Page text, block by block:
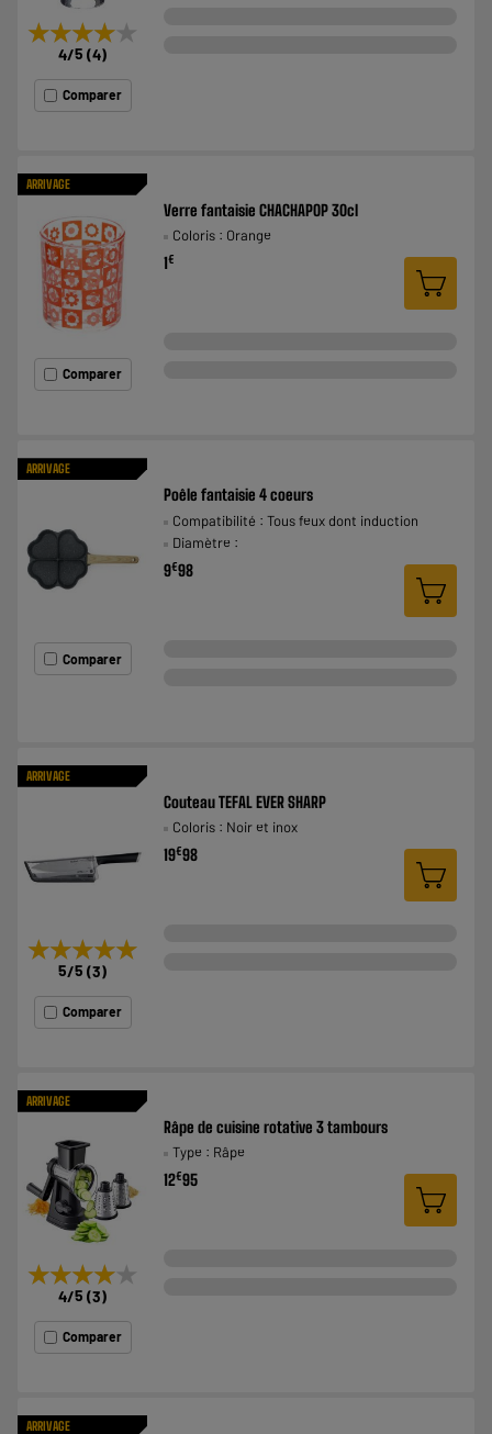
★★★★★
★★★★★
4/5 (4)
Comparer
ARRIVAGE
Comparer
Verre fantaisie CHACHAPOP 30cl
Coloris : Orange
1€
ARRIVAGE
Comparer
Poêle fantaisie 4 coeurs
Compatibilité : Tous feux dont induction
Diamètre :
9€98
ARRIVAGE
★★★★★
★★★★★
5/5 (3)
Comparer
Couteau TEFAL EVER SHARP
Coloris : Noir et inox
19€98
ARRIVAGE
★★★★★
★★★★★
4/5 (3)
Comparer
Râpe de cuisine rotative 3 tambours
Type : Râpe
12€95
ARRIVAGE